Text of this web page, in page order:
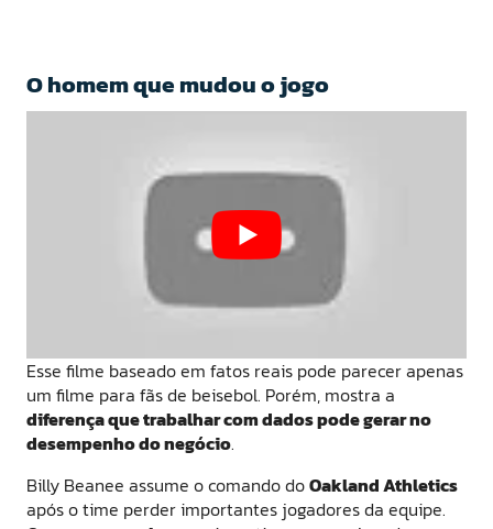
O homem que mudou o jogo
Esse filme baseado em fatos reais pode parecer apenas
um filme para fãs de beisebol. Porém, mostra a
diferença que trabalhar com dados pode gerar no
desempenho do negócio.
Billy Beanee assume o comando doOakland Athletics
após o time perder importantes jogadores da equipe.